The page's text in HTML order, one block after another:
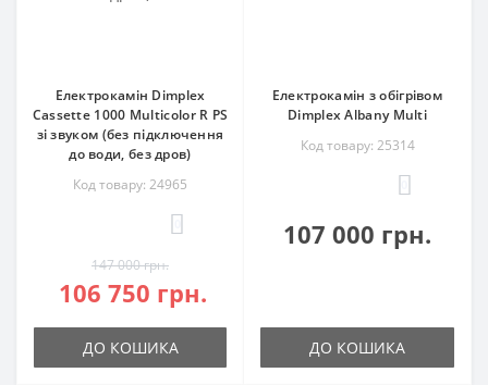
Електрокамін Dimplex
Cassette 1000 Multicolor R PS
зі звуком (без підключення
до води, без дров)
Код товару: 24965
147 000 грн.
106 750 грн.
ДО КОШИКА
Електрокамін з обігрівом
Dimplex Albany Multi
Код товару: 25314
107 000 грн.
ДО КОШИКА